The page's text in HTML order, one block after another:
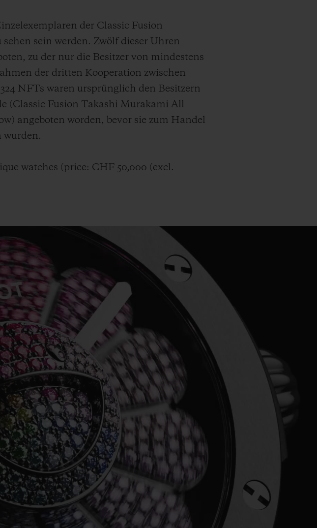
der Classic Fusion
sein werden. Zwölf dieser Uhren
zu der nur die Besitzer von mindestens
der dritten Kooperation zwischen
NFTs waren ursprünglich den Besitzern
(Classic Fusion Takashi Murakami All
angeboten worden, bevor sie zum Handel
wurden.
watches (price: CHF 50,000 ( excl.